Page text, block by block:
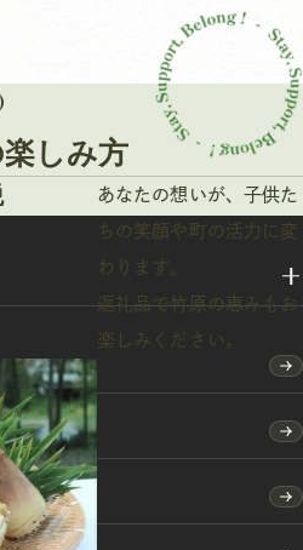
しみ方
あなたの想いが、子供た
ちの笑顔や町の活力に変
わります。
返礼品で竹原の恵みもお
楽しみください。